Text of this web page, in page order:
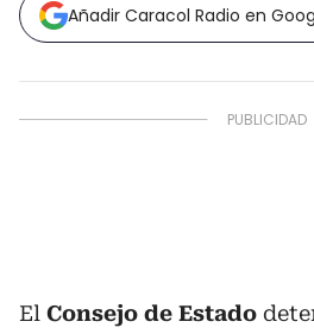
Añadir Caracol Radio en
El Consejo de Estado